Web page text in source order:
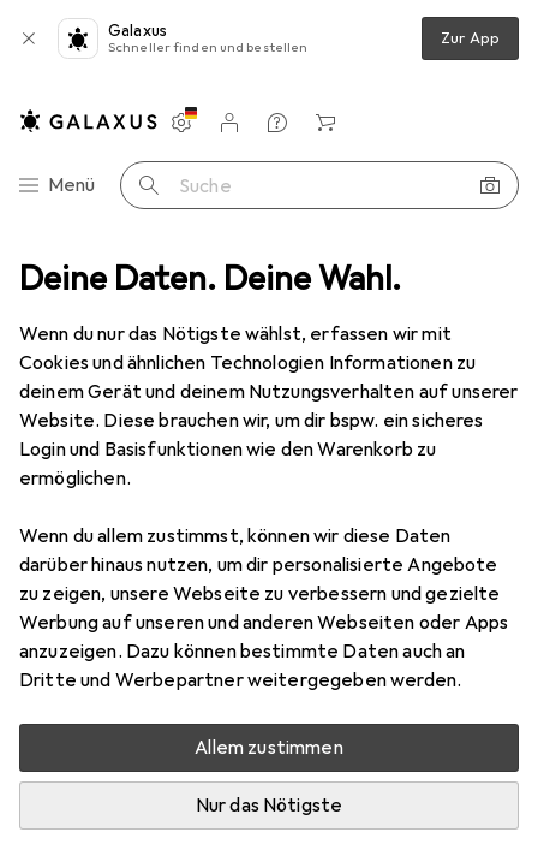
Deine Daten. Deine Wahl.
Wenn du nur das Nötigste wählst, erfassen wir mit
Cookies und ähnlichen Technologien Informationen zu
deinem Gerät und deinem Nutzungsverhalten auf unserer
Website. Diese brauchen wir, um dir bspw. ein sicheres
Login und Basisfunktionen wie den Warenkorb zu
ermöglichen.
Wenn du allem zustimmst, können wir diese Daten
darüber hinaus nutzen, um dir personalisierte Angebote
zu zeigen, unsere Webseite zu verbessern und gezielte
Werbung auf unseren und anderen Webseiten oder Apps
anzuzeigen. Dazu können bestimmte Daten auch an
Dritte und Werbepartner weitergegeben werden.
Allem zustimmen
Nur das Nötigste
Galaxus
Schneller finden und bestellen Zur App
Navigation nach Kategorien
Menü Suche
Einstellungen
Kundenkonto
Vergleichslisten
Merklisten
Warenkorb
Beschriftungsband Epson Etikettenkassette Lk-4sbe
3 Bilder
EpsonEtikettenkassette Lk-4sbe
1.20 cm, Schwarz
3
Bewertungen Marke
Mehr von Epson
Aktuell nicht lieferbar
Benachrichtigen, wenn lieferbar
Vergleichen Merken